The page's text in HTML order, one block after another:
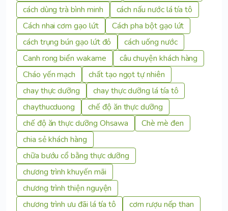
cách dùng trà bình minh
cách nấu nước lá tía tô
Cách nhai cơm gạo lứt
Cách pha bột gạo lứt
cách trụng bún gạo lứt đỏ
cách uống nước
Canh rong biển wakame
câu chuyện khách hàng
Cháo yến mạch
chất tạo ngọt tự nhiên
chay thực dưỡng
chay thực dưỡng lá tía tô
chaythucduong
chế độ ăn thực dưỡng
chế độ ăn thực dưỡng Ohsawa
Chè mè đen
chia sẻ khách hàng
chữa bướu cổ bằng thực dưỡng
chương trình khuyến mãi
chương trình thiện nguyện
chương trình ưu đãi lá tía tô
cơm rượu nếp than